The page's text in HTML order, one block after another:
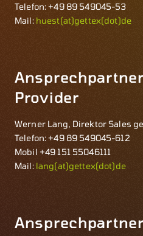
Telefon: +49 89 549045-53
Mail: huest(at)gettex(dot)de
Provider
Werner Lang, Direktor Sales
Telefon: +49 89 549045-612
Mobil +49 151 55046111
Mail: lang(at)gettex(dot)de